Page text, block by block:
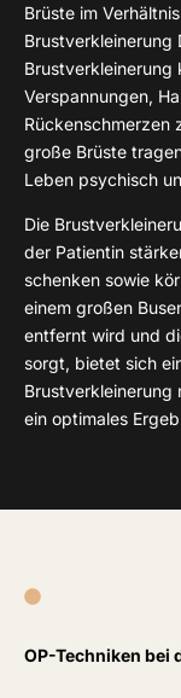
Brüste im
Brustverkleinerung
Brustverkleinerung
Verspannungen,
Rückenschmerzen
große Brüste
Leben psychisch
Die
der Patientin
schenken sowie
einem großen
entfernt wird und
sorgt, bietet sich
Brustverkleinerung
ein optimales
OP-Techniken bei